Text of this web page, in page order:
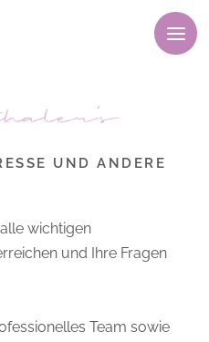
M
e
UND ANDERE
wichtigen
und Ihre Fragen
Team sowie